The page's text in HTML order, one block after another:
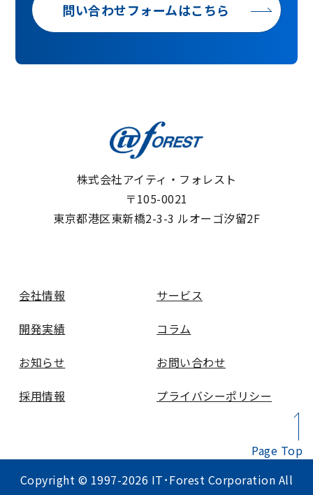
問い合わせフォームはこちら
株式会社アイティ・フォレスト
〒105-0021
東京都港区東新橋2-3-3 ルオーゴ汐留2F
会社情報
サービス
開発実績
コラム
お知らせ
お問い合わせ
採用情報
プライバシーポリシー
Copyright © 1997-2026 IT･Forest Corporation All
Page Top